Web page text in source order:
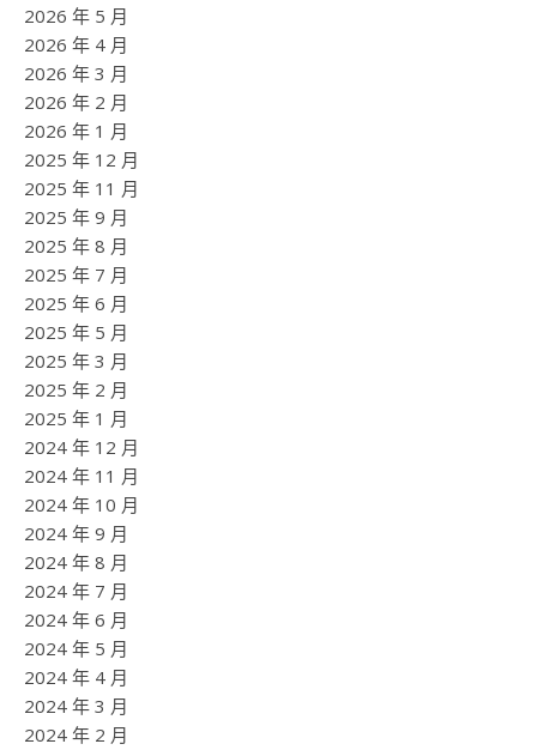
2026 年 5 月
2026 年 4 月
2026 年 3 月
2026 年 2 月
2026 年 1 月
2025 年 12 月
2025 年 11 月
2025 年 9 月
2025 年 8 月
2025 年 7 月
2025 年 6 月
2025 年 5 月
2025 年 3 月
2025 年 2 月
2025 年 1 月
2024 年 12 月
2024 年 11 月
2024 年 10 月
2024 年 9 月
2024 年 8 月
2024 年 7 月
2024 年 6 月
2024 年 5 月
2024 年 4 月
2024 年 3 月
2024 年 2 月